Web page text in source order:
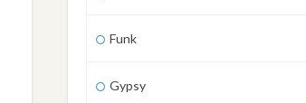
Funk
Gypsy